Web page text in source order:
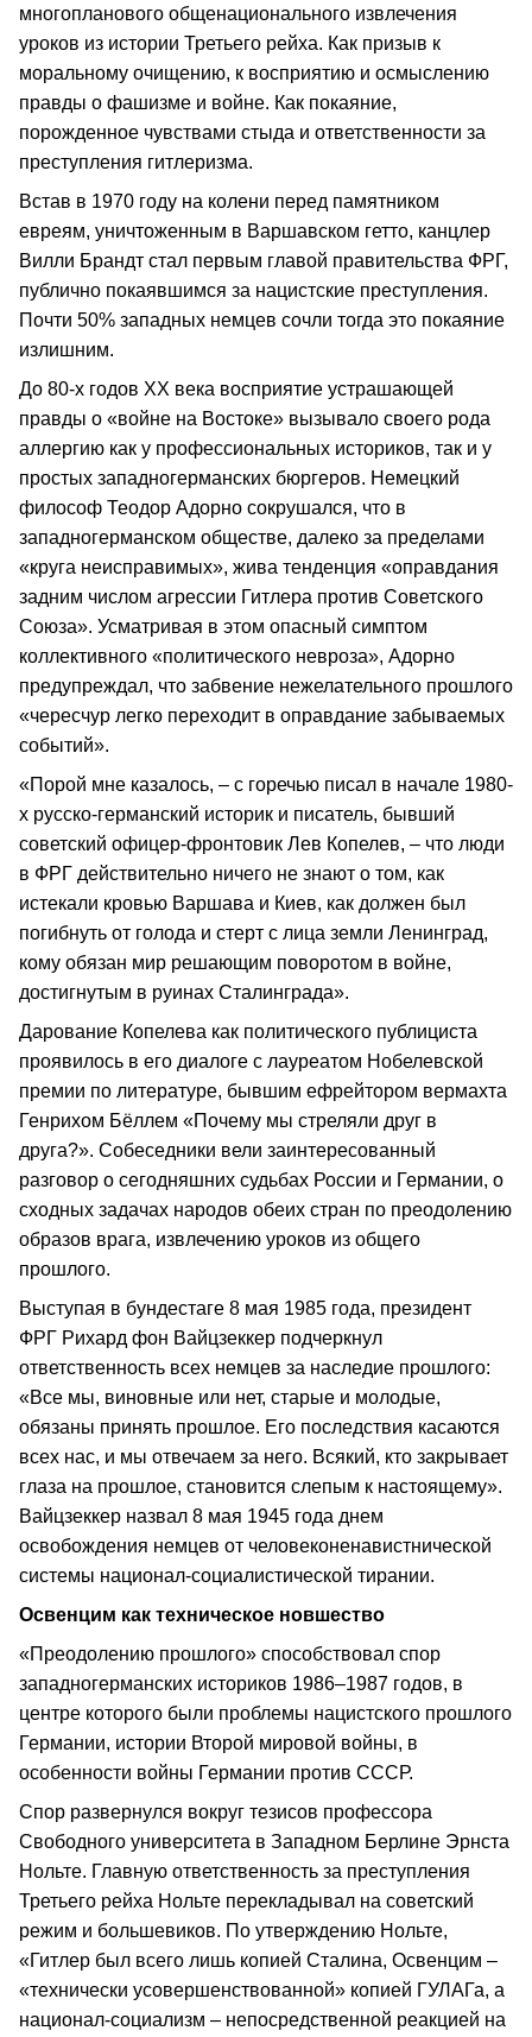
многопланового общенационального извлечения
уроков из истории Третьего рейха. Как призыв к
моральному очищению, к восприятию и осмыслению
правды о фашизме и войне. Как покаяние,
порожденное чувствами стыда и ответственности за
преступления гитлеризма.
Встав в 1970 году на колени перед памятником
евреям, уничтоженным в Варшавском гетто, канцлер
Вилли Брандт стал первым главой правительства ФРГ,
публично покаявшимся за нацистские преступления.
Почти 50% западных немцев сочли тогда это покаяние
излишним.
До 80-х годов ХХ века восприятие устрашающей
правды о «войне на Востоке» вызывало своего рода
аллергию как у профессиональных историков, так и у
простых западногерманских бюргеров. Немецкий
философ Теодор Адорно сокрушался, что в
западногерманском обществе, далеко за пределами
«круга неисправимых», жива тенденция «оправдания
задним числом агрессии Гитлера против Советского
Союза». Усматривая в этом опасный симптом
коллективного «политического невроза», Адорно
предупреждал, что забвение нежелательного прошлого
«чересчур легко переходит в оправдание забываемых
событий».
«Порой мне казалось, – с горечью писал в начале 1980-
х русско-германский историк и писатель, бывший
советский офицер-фронтовик Лев Копелев, – что люди
в ФРГ действительно ничего не знают о том, как
истекали кровью Варшава и Киев, как должен был
погибнуть от голода и стерт с лица земли Ленинград,
кому обязан мир решающим поворотом в войне,
достигнутым в руинах Сталинграда».
Дарование Копелева как политического публициста
проявилось в его диалоге с лауреатом Нобелевской
премии по литературе, бывшим ефрейтором вермахта
Генрихом Бёллем «Почему мы стреляли друг в
друга?». Собеседники вели заинтересованный
разговор о сегодняшних судьбах России и Германии, о
сходных задачах народов обеих стран по преодолению
образов врага, извлечению уроков из общего
прошлого.
Выступая в бундестаге 8 мая 1985 года, президент
ФРГ Рихард фон Вайцзеккер подчеркнул
ответственность всех немцев за наследие прошлого:
«Все мы, виновные или нет, старые и молодые,
обязаны принять прошлое. Его последствия касаются
всех нас, и мы отвечаем за него. Всякий, кто закрывает
глаза на прошлое, становится слепым к настоящему».
Вайцзеккер назвал 8 мая 1945 года днем
освобождения немцев от человеконенавистнической
системы национал-социалистической тирании.
Освенцим как техническое новшество
«Преодолению прошлого» способствовал спор
западногерманских историков 1986–1987 годов, в
центре которого были проблемы нацистского прошлого
Германии, истории Второй мировой войны, в
особенности войны Германии против СССР.
Спор развернулся вокруг тезисов профессора
Свободного университета в Западном Берлине Эрнста
Нольте. Главную ответственность за преступления
Третьего рейха Нольте перекладывал на советский
режим и большевиков. По утверждению Нольте,
«Гитлер был всего лишь копией Сталина, Освенцим –
«технически усовершенствованной» копией ГУЛАГа, а
национал-социализм – непосредственной реакцией на